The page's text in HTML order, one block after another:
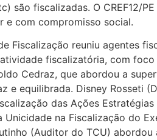
são fiscalizadas. O CREF12/
e com compromisso social.
Fiscalização reuniu agentes
fiscalizatória, com
Cedraz, que abordou a
e equilibrada. Disney Rosseti
das Ações
Unicidade na Fiscalização do
(Auditor do TCU)